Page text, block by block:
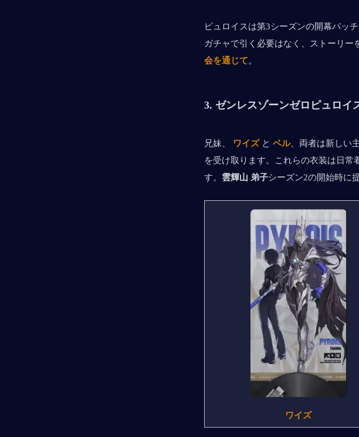
ピュロイスは第3シーズンの開幕パッ
ガチャで引く必要はなく、ストーリー
会を通じて。
3. ゼンレスゾーンゼロ ピュロイ
兄妹、 ワイズ と ベル、両者は新しい
を受け取ります。これらの衣装は日常
す。 雲輝山 弟子シーズン2の開始時に
ワイズ